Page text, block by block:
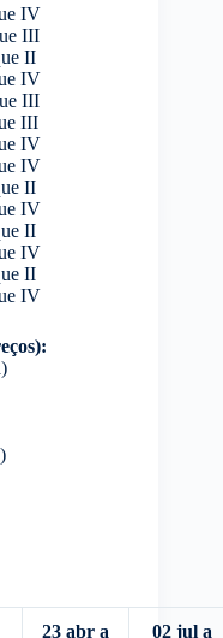
IV
III
II
IV
III
III
IV
IV
II
IV
II
IV
II
IV
23 abr a 02 jul a